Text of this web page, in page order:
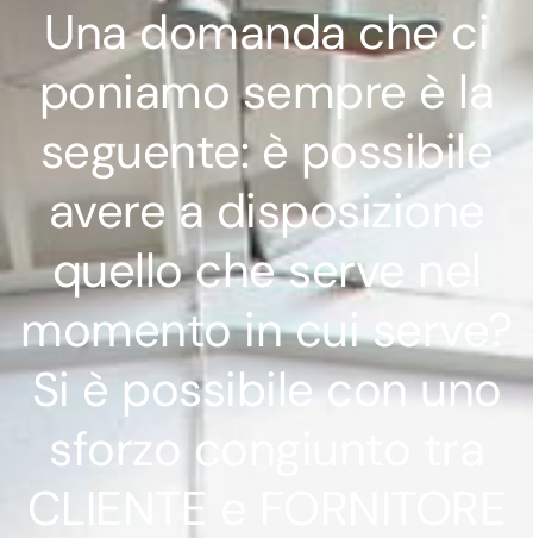
Una domanda che ci
poniamo sempre è la
seguente: è possibile
avere a disposizione
quello che serve nel
momento in cui serve?
Si è possibile con uno
sforzo congiunto tra
CLIENTE e FORNITORE